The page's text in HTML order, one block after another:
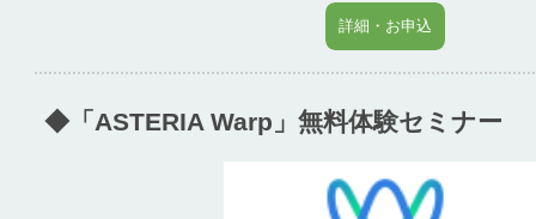
詳細・お申込
◆「ASTERIA Warp」無料体験セミナー